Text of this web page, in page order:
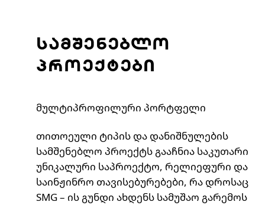
სამშენებლო
პროექტები
მულტიპროფილური პორტფელი
თითოეული ტიპის და დანიშნულების
სამშენებლო პროექტს გააჩნია საკუთარი
უნიკალური საპროექტო, რელიეფური და
საინჟინრო თავისებურებები, რა დროსაც
SMG – ის გუნდი ახდენს სამუშაო გარემოს